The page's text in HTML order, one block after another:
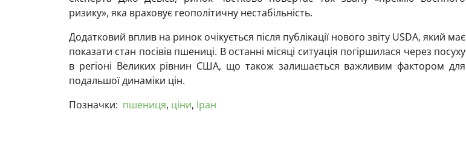
ризику», яка враховує геополітичну нестабільність.
Додатковий вплив на ринок очікується після публікації нового звіту USDA, який має
показати стан посівів пшениці. В останні місяці ситуація погіршилася через посуху
в регіоні Великих рівнин США, що також залишається важливим фактором для
подальшої динаміки цін.
Позначки: пшениця, ціни, Іран